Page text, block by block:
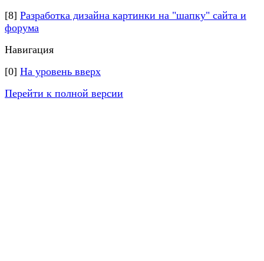
[8] Разработка дизайна картинки на "шапку" сайта и
форума
Навигация
[0] На уровень вверх
Перейти к полной версии